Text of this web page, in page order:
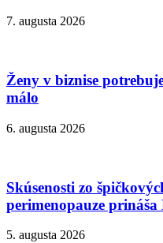
7. augusta 2026
Ženy v biznise
málo
6. augusta 2026
Skúsenosti zo
perimenopauze
5. augusta 2026